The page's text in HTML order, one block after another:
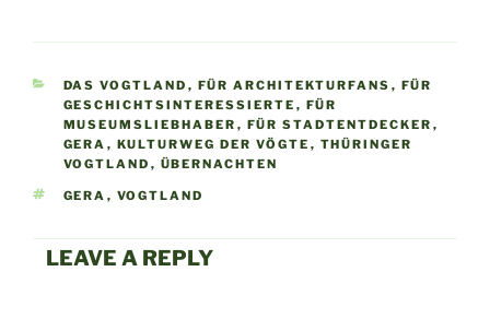
KATEGORIEN
DAS VOGTLAND , FÜR ARCHITEKTURFANS , FÜR
GESCHICHTSINTERESSIERTE , FÜR
MUSEUMSLIEBHABER , FÜR STADTENTDECKER ,
GERA , KULTURWEG DER VÖGTE , THÜRINGER
VOGTLAND , ÜBERNACHTEN
SCHLAGWÖRTER
GERA , VOGTLAND
LEAVE A REPLY